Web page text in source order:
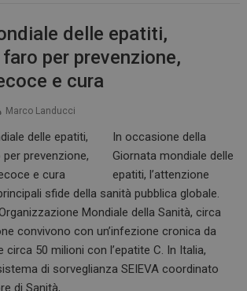
delle epatiti,
per prevenzione,
e cura
Marco Landucci
In occasione della
Giornata mondiale delle
epatiti, l’attenzione
sfide della sanità pubblica globale.
Mondiale della Sanità, circa
convivono con un’infezione cronica da
circa 50 milioni con l’epatite C. In Italia,
di sorveglianza SEIEVA coordinato
di Sanità,…